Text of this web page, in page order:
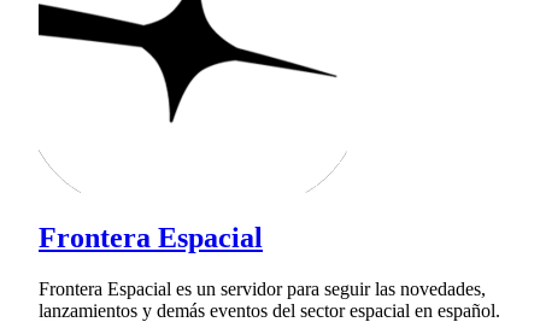
Frontera Espacial
Frontera Espacial es un servidor para seguir las novedades,
lanzamientos y demás eventos del sector espacial en español.